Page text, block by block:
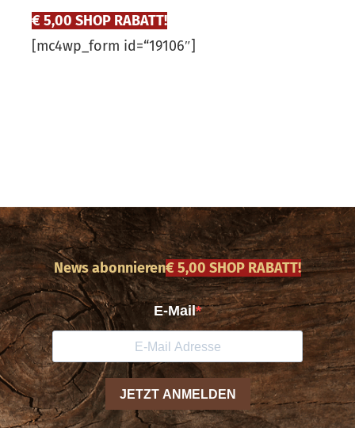
€ 5,00 SHOP RABATT!
[mc4wp_form id=“19106″]
News abonnieren€ 5,00 SHOP RABATT!